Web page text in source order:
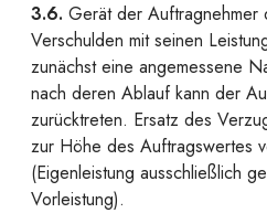
3.6. Gerät der Auftragnehmer
Verschulden mit seinen
zunächst eine angemessene
nach deren Ablauf kann der
zurücktreten. Ersatz des
zur Höhe des Auftragswertes
(Eigenleistung ausschließlich
Vorleistung).